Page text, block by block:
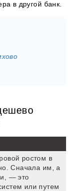
в другой банк.
ростом в
Сначала им, а
— это
или путем